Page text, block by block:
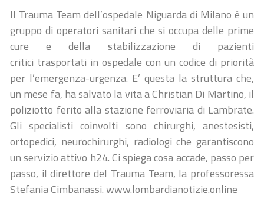
Il Trauma Team dell’ospedale Niguarda di Milano è un
gruppo di operatori sanitari che si occupa delle prime
cure e della stabilizzazione di pazienti
critici trasportati in ospedale con un codice di priorità
per l’emergenza-urgenza. E’ questa la struttura che,
un mese fa, ha salvato la vita a Christian Di Martino, il
poliziotto ferito alla stazione ferroviaria di Lambrate.
Gli specialisti coinvolti sono chirurghi, anestesisti,
ortopedici, neurochirurghi, radiologi che garantiscono
un servizio attivo h24. Ci spiega cosa accade, passo per
passo, il direttore del Trauma Team, la professoressa
Stefania Cimbanassi. www.lombardianotizie.online